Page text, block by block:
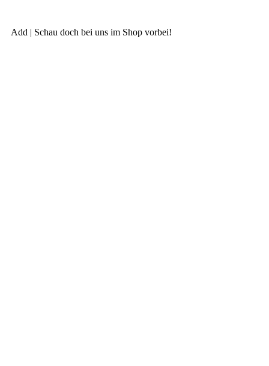
Add | Schau doch bei uns im Shop vorbei!